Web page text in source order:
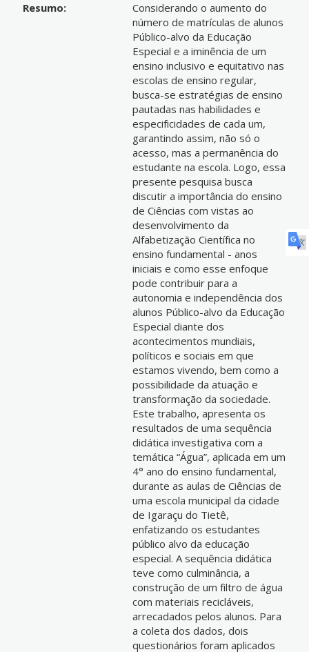
Resumo:
Considerando o aumento do
número de matrículas de alunos
Público-alvo da Educação
Especial e a iminência de um
ensino inclusivo e equitativo nas
escolas de ensino regular,
busca-se estratégias de ensino
pautadas nas habilidades e
especificidades de cada um,
garantindo assim, não só o
acesso, mas a permanência do
estudante na escola. Logo, essa
presente pesquisa busca
discutir a importância do ensino
de Ciências com vistas ao
desenvolvimento da
Alfabetização Científica no
ensino fundamental - anos
iniciais e como esse enfoque
pode contribuir para a
autonomia e independência dos
alunos Público-alvo da Educação
Especial diante dos
acontecimentos mundiais,
políticos e sociais em que
estamos vivendo, bem como a
possibilidade da atuação e
transformação da sociedade.
Este trabalho, apresenta os
resultados de uma sequência
didática investigativa com a
temática “Água”, aplicada em um
4° ano do ensino fundamental,
durante as aulas de Ciências de
uma escola municipal da cidade
de Igaraçu do Tietê,
enfatizando os estudantes
público alvo da educação
especial. A sequência didática
teve como culminância, a
construção de um filtro de água
com materiais recicláveis,
arrecadados pelos alunos. Para
a coleta dos dados, dois
questionários foram aplicados